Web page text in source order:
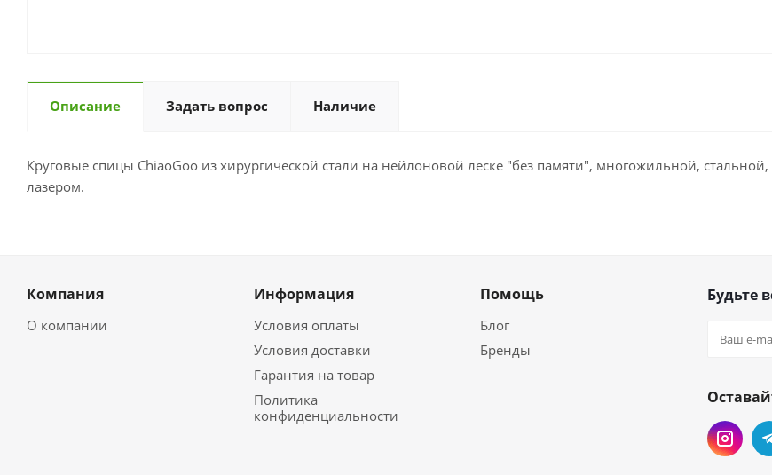
Описание Задать вопрос Наличие
Круговые спицы ChiaoGoo из хирургической стали на нейлоновой леске "без памяти", многожильной,
лазером.
Компания
О компании
Информация
Условия оплаты
Условия доставки
Гарантия на товар
Политика
конфиденциальности
Помощь
Блог
Бренды
Будьте